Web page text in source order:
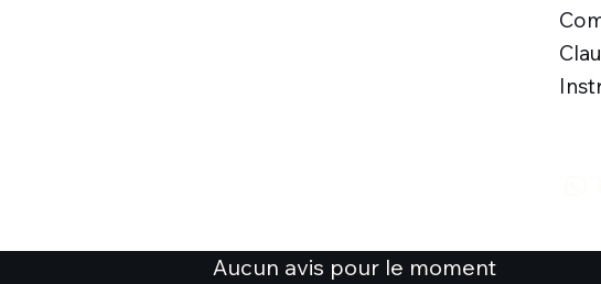
Aucun avis pour le moment